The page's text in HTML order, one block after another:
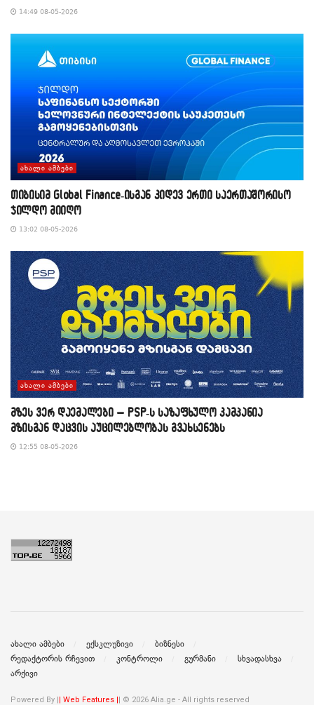
14:49 08-05-2026
ᲐᲮᲐᲚᲘ ᲐᲛᲑᲔᲑᲘ
თიბისიმ Global Finance-ისგან კიდევ ერთი საერთაშორისო
ჯილდო მიიღო
13:02 08-05-2026
ᲐᲮᲐᲚᲘ ᲐᲛᲑᲔᲑᲘ
მზეს ვერ დაემალები – PSP-ს საზაფხულო კამპანია
მზისგან დაცვის აუცილებლობას გვახსენებს
12:55 08-05-2026
ახალი ამბები ექსკლუზივი
ბიზნესი
რედაქტორის რჩევით
კონტროლი გურმანი
სხვადასხვა
არქივი
Powered By || Web Features || © 2026 Alia.ge - All rights reserved